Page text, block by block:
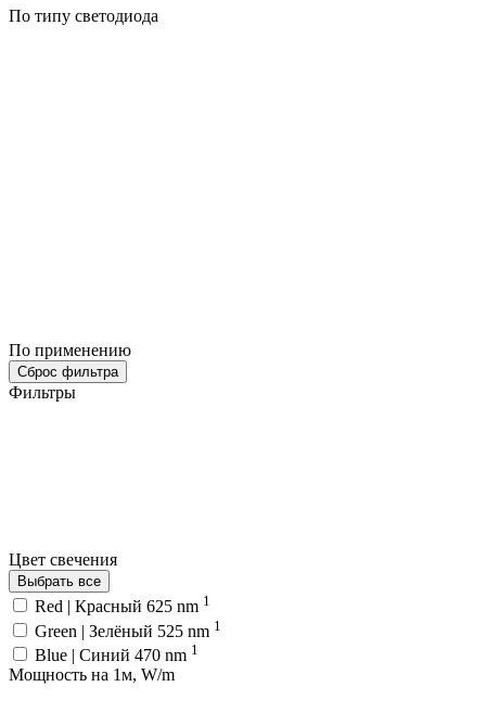
По типу светодиода
По применению
Сброс фильтра
Фильтры
Цвет свечения
Выбрать все
Red | Красный 625 nm 1
Green | Зелёный 525 nm 1
Blue | Синий 470 nm 1
Мощность на 1м, W/m